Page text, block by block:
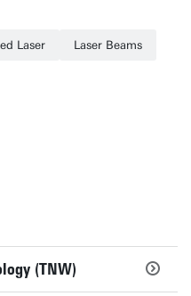
Laser Laser Beams
(TNW)